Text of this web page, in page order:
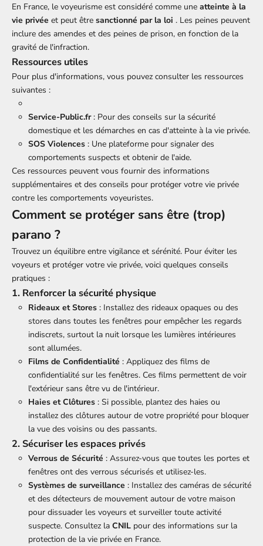
En France, le voyeurisme est considéré comme une atteinte à la
vie privée et peut être sanctionné par la loi . Les peines peuvent
inclure des amendes et des peines de prison, en fonction de la
gravité de l'infraction.
Ressources utiles
Pour plus d'informations, vous pouvez consulter les ressources
suivantes :
Service-Public.fr: Pour des conseils sur la sécurité
domestique et les démarches en cas d'atteinte à la vie privée.
SOS Violences : Une plateforme pour signaler des
comportements suspects et obtenir de l'aide.
Ces ressources peuvent vous fournir des informations
supplémentaires et des conseils pour protéger votre vie privée
contre les comportements voyeuristes.
Comment se protéger sans être (trop)
parano ?
Trouvez un équilibre entre vigilance et sérénité. Pour éviter les
voyeurs et protéger votre vie privée, voici quelques conseils
pratiques :
1. Renforcer la sécurité physique
Rideaux et Stores : Installez des rideaux opaques ou des
stores dans toutes les fenêtres pour empêcher les regards
indiscrets, surtout la nuit lorsque les lumières intérieures
sont allumées.
Films de Confidentialité : Appliquez des films de
confidentialité sur les fenêtres. Ces films permettent de voir
l'extérieur sans être vu de l'intérieur.
Haies et Clôtures : Si possible, plantez des haies ou
installez des clôtures autour de votre propriété pour bloquer
la vue des voisins ou des passants.
2. Sécuriser les espaces privés
Verrous de Sécurité : Assurez-vous que toutes les portes et
fenêtres ont des verrous sécurisés et utilisez-les.
Systèmes de surveillance : Installez des caméras de sécurité
et des détecteurs de mouvement autour de votre maison
pour dissuader les voyeurs et surveiller toute activité
suspecte. Consultez la CNIL pour des informations sur la
protection de la vie privée en France.